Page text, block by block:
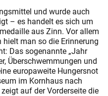
und wurde auch
– es handelt es sich um
aus Zinn. Vor allem
man so die Erinnerung
Das sogenannte „Jahr
Überschwemmungen und
europaweite Hungersnot
im Kornhaus nach
auf der Vorderseite die